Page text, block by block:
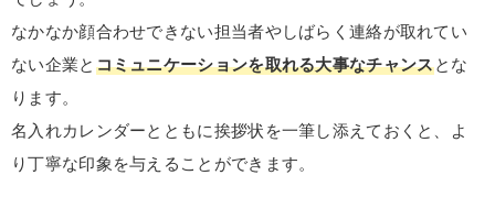
なかなか顔合わせできない担当者やしばらく連絡が取れてい
ない企業と コミュニケーションを取れる大事なチャンスとな
ります。
名入れカレンダーとともに挨拶状を一筆し添えておくと、よ
り丁寧な印象を与えることができます。